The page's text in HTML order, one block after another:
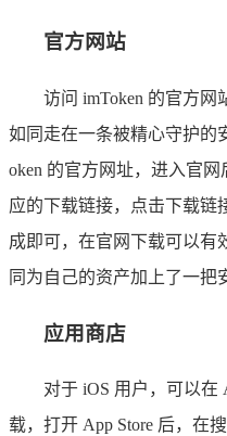
官方网站
访问 imToken 的官方
如同走在一条被精心守护的
oken 的官方网址，进入官
应的下载链接，点击下载链
成即可，在官网下载可以有
同为自己的资产加上了一把
应用商店
对于 iOS 用户，可以在
载，打开 App Store 后，在